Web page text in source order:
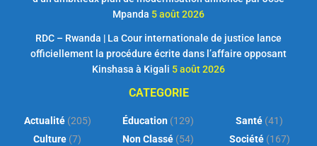
Mpanda 5 août 2026
RDC – Rwanda | La Cour internationale de justice lance
officiellement la procédure écrite dans l’affaire opposant
Kinshasa à Kigali 5 août 2026
CATEGORIE
Actualité(205)
Culture (7)
Éducation (129)
Non Classé (54)
Santé (41)
Société(167)